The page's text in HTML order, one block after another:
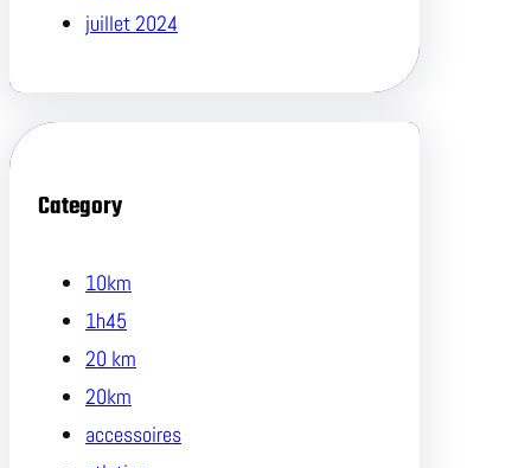
juillet 2024
Category
10km
1h45
20 km
20km
accessoires